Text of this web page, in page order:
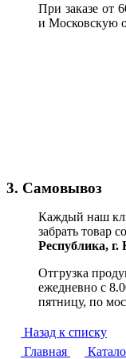
При заказе от
и Московскую
3. Самовывоз
Каждый наш
забрать товар
Республика, г.
Отгрузка
ежедневно с
пятницу, по
Назад к списку
Главная